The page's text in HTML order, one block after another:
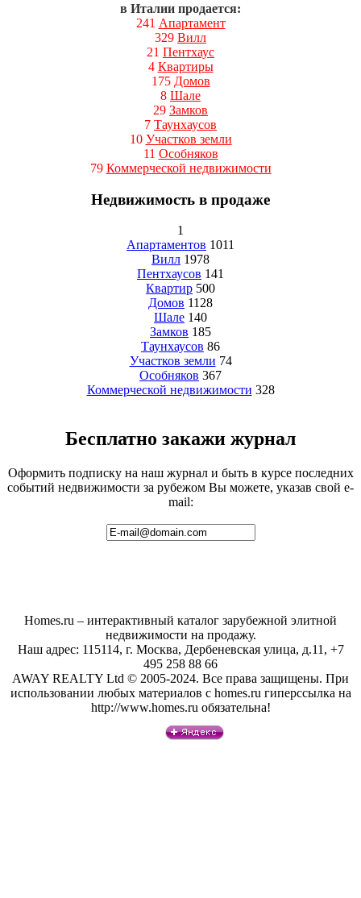
в Италии продается:
241 Апартамент
329 Вилл
21 Пентхаус
4 Квартиры
175 Домов
8 Шале
29 Замков
7 Таунхаусов
10 Участков земли
11 Особняков
79 Коммерческой недвижимости
Недвижимость в продаже
1
Апартаментов 1011
Вилл 1978
Пентхаусов 141
Квартир 500
Домов 1128
Шале 140
Замков 185
Таунхаусов 86
Участков земли 74
Особняков 367
Коммерческой недвижимости 328
Бесплатно закажи журнал
Оформить подписку на наш журнал и быть в курсе последних
событий недвижимости за рубежом Вы можете, указав свой e-
mail:
Homes.ru – интерактивный каталог зарубежной элитной
недвижимости на продажу.
Наш адрес: 115114, г. Москва, Дербеневская улица, д.11, +7
495 258 88 66
AWAY REALTY Ltd © 2005-2024. Все права защищены. При
использовании любых материалов с homes.ru гиперссылка на
http://www.homes.ru обязательна!